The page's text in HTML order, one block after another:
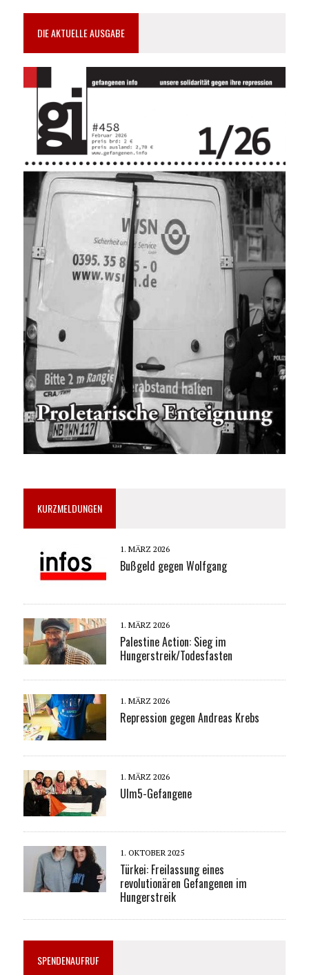
DIE AKTUELLE AUSGABE
KURZMELDUNGEN
1. MÄRZ 2026
Bußgeld gegen Wolfgang
1. MÄRZ 2026
Palestine Action: Sieg im
Hungerstreik/Todesfasten
1. MÄRZ 2026
Repression gegen Andreas Krebs
1. MÄRZ 2026
Ulm5-Gefangene
1. OKTOBER 2025
Türkei: Freilassung eines
revolutionären Gefangenen im
Hungerstreik
SPENDENAUFRUF